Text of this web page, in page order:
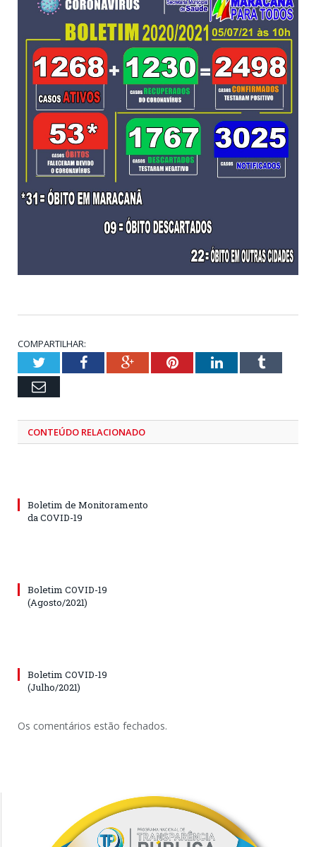
COMPARTILHAR:
TwitterFacebookGoogle+PinterestLinkedInTumblr
Email
CONTEÚDO RELACIONADO
Boletim de Monitoramento
da COVID-19
Boletim COVID-19
(Agosto/2021)
Boletim COVID-19
(Julho/2021)
Os comentários estão fechados.